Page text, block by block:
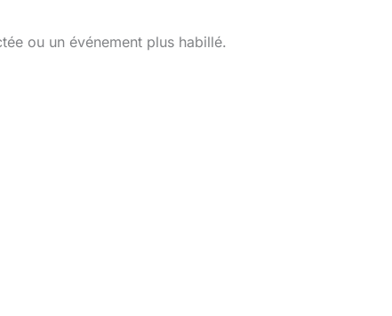
ou un événement plus habillé.